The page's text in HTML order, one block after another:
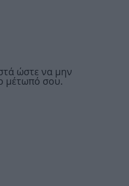
ώστε να μην
μέτωπό σου.